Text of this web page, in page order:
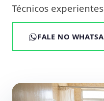
Técnicos
FALE NO